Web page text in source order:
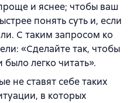
и яснее; чтобы ваш
понять суть и, если
С таким запросом ко
«Сделайте так, чтобы
легко читать».
не ставят себе таких
в которых